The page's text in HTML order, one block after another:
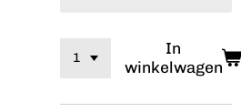
In
winkelwagen